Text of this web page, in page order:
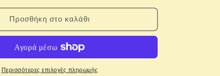
Pearhead:
αποτυπώματα
φωτογραφίες
Προσθήκη στο καλάθι
Περισσότερες επιλογές πληρωμής